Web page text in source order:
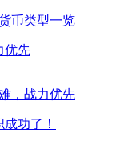
优先
功了！